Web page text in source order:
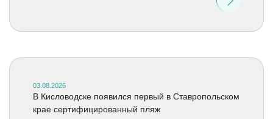
03.08.2026
В Кисловодске появился первый в Ставропольском
крае сертифицированный пляж